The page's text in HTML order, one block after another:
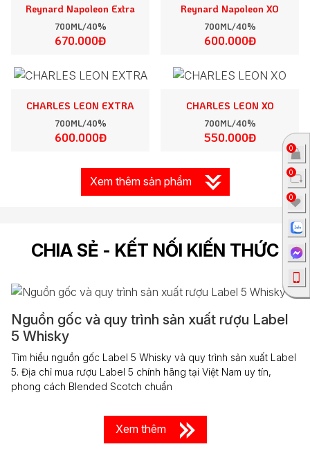
Reynard Napoleon Extra
700ML/40%
670.000Đ
Reynard Napoleon XO
700ML/40%
600.000Đ
CHARLES LEON EXTRA
700ML/40%
600.000Đ
CHARLES LEON XO
700ML/40%
550.000Đ
Xem thêm sản phẩm
CHIA SẺ - KẾT NỐI KIẾN THỨC
Nguồn gốc và quy trình sản xuất rượu Label
5 Whisky
Tìm hiểu nguồn gốc Label 5 Whisky và quy trình sản xuất Label
5. Địa chỉ mua rượu Label 5 chính hãng tại Việt Nam uy tín,
phong cách Blended Scotch chuẩn
Xem thêm
0
0
0